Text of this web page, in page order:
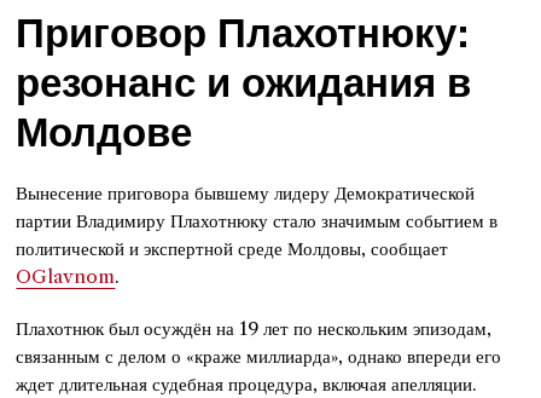
Приговор Плахотнюку:
резонанс и ожидания в
Молдове
Вынесение приговора бывшему лидеру Демократической
партии Владимиру Плахотнюку стало значимым событием в
политической и экспертной среде Молдовы, сообщает
OGlavnom.
Плахотнюк был осуждён на 19 лет по нескольким эпизодам,
связанным с делом о «краже миллиарда», однако впереди его
ждет длительная судебная процедура, включая апелляции.